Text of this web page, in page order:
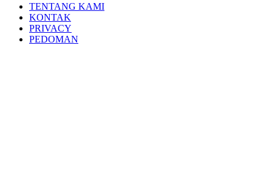
TENTANG KAMI
KONTAK
PRIVACY
PEDOMAN